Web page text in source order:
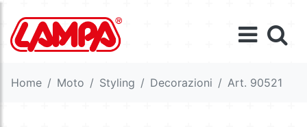
Home Moto Styling Decorazioni Art. 90521